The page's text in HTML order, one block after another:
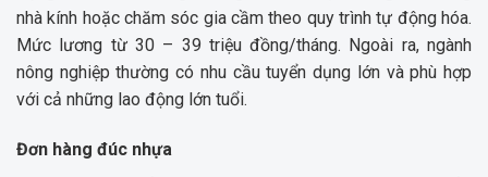
nhà kính hoặc chăm sóc gia cầm theo quy trình tự động hóa.
Mức lương từ 30 – 39 triệu đồng/tháng. Ngoài ra, ngành
nông nghiệp thường có nhu cầu tuyển dụng lớn và phù hợp
với cả những lao động lớn tuổi.
Đơn hàng đúc nhựa